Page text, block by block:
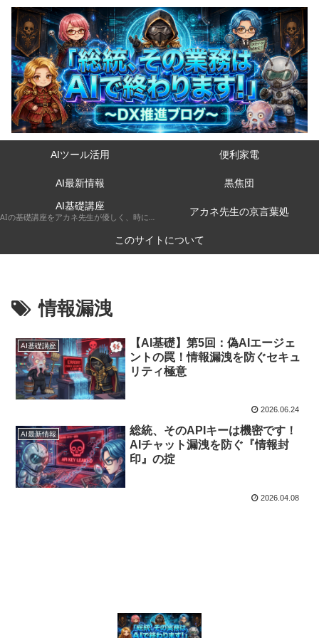
AIツール活用 便利家電
AI最新情報
黒焦団
AI基礎講座
アカネ先生の京言葉処
このサイトについて
情報漏洩
AI基礎講座
【AI基礎】第5回：偽AIエージェ
ントの罠！情報漏洩を防ぐセキュ
リティ極意
2026.06.24
AI最新情報
総統、そのAPIキーは機密です！
AIチャット漏洩を防ぐ『情報封
印』の掟
2026.04.08